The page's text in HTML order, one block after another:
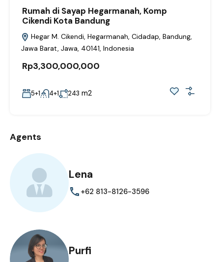
Rumah di Sayap Hegarmanah, Komp
Cikendi Kota Bandung
Hegar M. Cikendi, Hegarmanah, Cidadap, Bandung,
Jawa Barat, Jawa, 40141, Indonesia
Rp3,300,000,000
5+1 4+1 243 m2
Agents
Lena
+62 813-8126-3596
Purfi